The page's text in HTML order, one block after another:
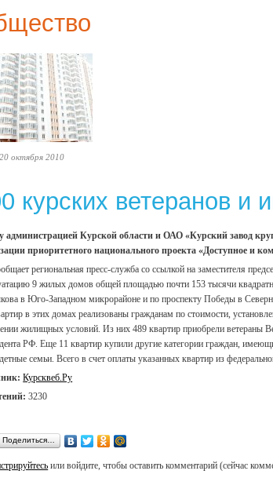
октября 2010
курских ветеранов и
администрацией Курской области и ОАО «Курский завод
приоритетного национального проекта «Доступное и
региональная пресс-служба со ссылкой на заместителя
9 жилых домов общей площадью почти 153 тысячи
в Юго-Западном микрорайоне и по проспекту Победы в
в этих домах реализованы гражданам по стоимости,
жилищных условий. Из них 489 квартир приобрели ветераны
РФ. Еще 11 квартир купили другие категории граждан,
семьи. Всего в счет оплаты указанных квартир из
Курсквеб.Ру
3230
Поделиться…
или войдите, чтобы оставить комментарий (сейчас